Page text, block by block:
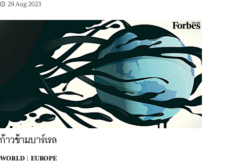
29 Aug 2023
ก้าวข้ามบาร์เรล
WORLD |
EUROPE